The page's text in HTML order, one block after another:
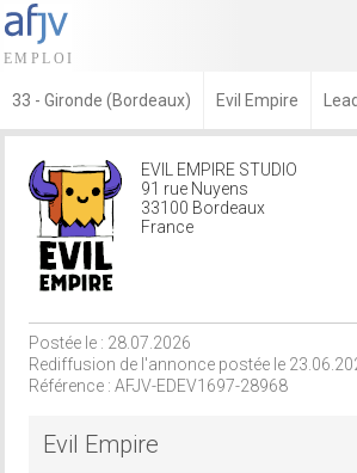
33 - Gironde (Bordeaux) Evil Empire
EVIL EMPIRE STUDIO
91 rue Nuyens
33100 Bordeaux
France
Postée le : 28.07.2026
Rediffusion de l'annonce postée le
Référence : AFJV-EDEV1697-28968
Evil Empire